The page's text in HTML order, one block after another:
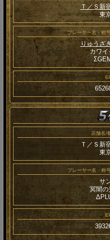
Ｔ／Ｓ新
東
プレーヤー名・称
りゅうざ
カワ
店舗名/
Ｔ／Ｓ新
東
プレーヤー名・称
サ
冥闇の